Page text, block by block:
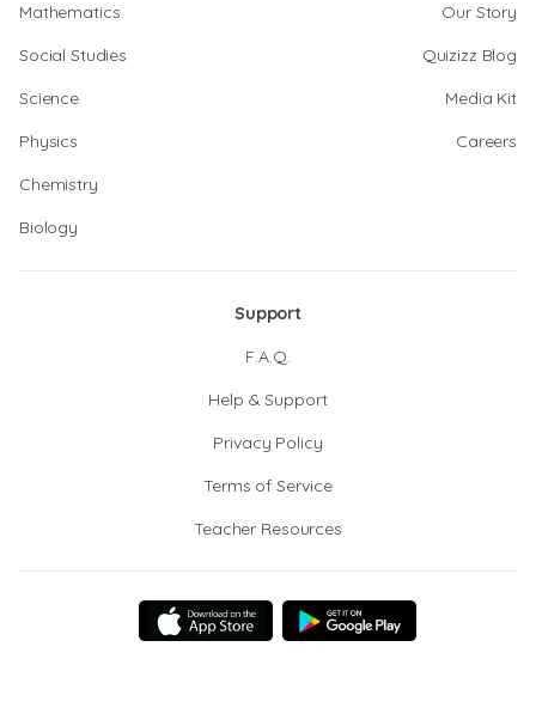
Mathematics
Social Studies
Science
Physics
Chemistry
Biology
Our Story
Quizizz Blog
Media Kit
Careers
Support
F.A.Q.
Help & Support
Privacy Policy
Terms of Service
Teacher Resources